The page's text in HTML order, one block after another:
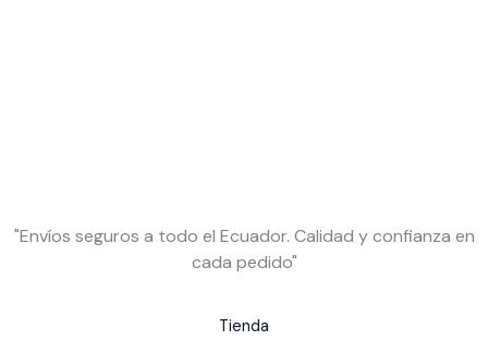
"Envíos seguros a todo el Ecuador. Calidad y confianza en
cada pedido"
Tienda